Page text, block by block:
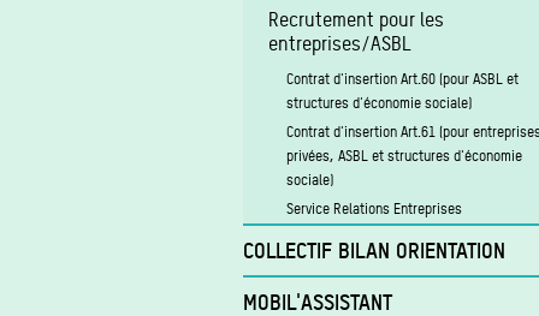
Recrutement pour les
entreprises/ASBL
Contrat d'insertion Art.60 (pour ASBL et
structures d'économie sociale)
Contrat d'insertion Art.61 (pour
privées, ASBL et structures d'économie
sociale)
Service Relations Entreprises
COLLECTIF BILAN ORIENTATION
MOBIL'ASSISTANT